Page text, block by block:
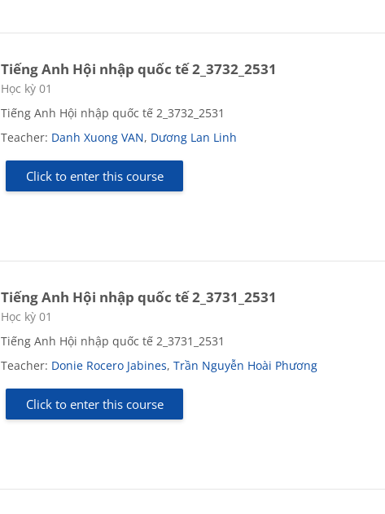
Tiếng Anh Hội nhập quốc tế 2_3732_2531
Course category
Học kỳ 01
Tiếng Anh Hội nhập quốc tế 2_3732_2531
Teacher: Danh Xuong VAN, Dương Lan Linh
Click to enter this course
Tiếng Anh Hội nhập quốc tế 2_3731_2531
Course category
Học kỳ 01
Tiếng Anh Hội nhập quốc tế 2_3731_2531
Teacher: Donie Rocero Jabines,Trần Nguyễn Hoài Phương
Click to enter this course